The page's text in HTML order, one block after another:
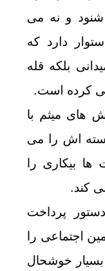
شنود و نه می
دارد که
بلکه قله
طی کرده است.
های میثم با
اش را می
بیکاری را
کند.
پرداخت
اجتماعی را
بسیار خوشحال